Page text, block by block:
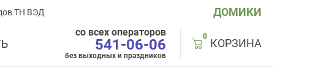
ТН ВЭД ДОМИКИ
со всех операторов
541-06-06
без выходных и праздников
0
КОРЗИНА